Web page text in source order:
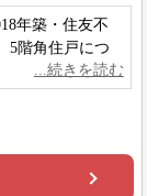
年築・住友不
5階角住戸につ